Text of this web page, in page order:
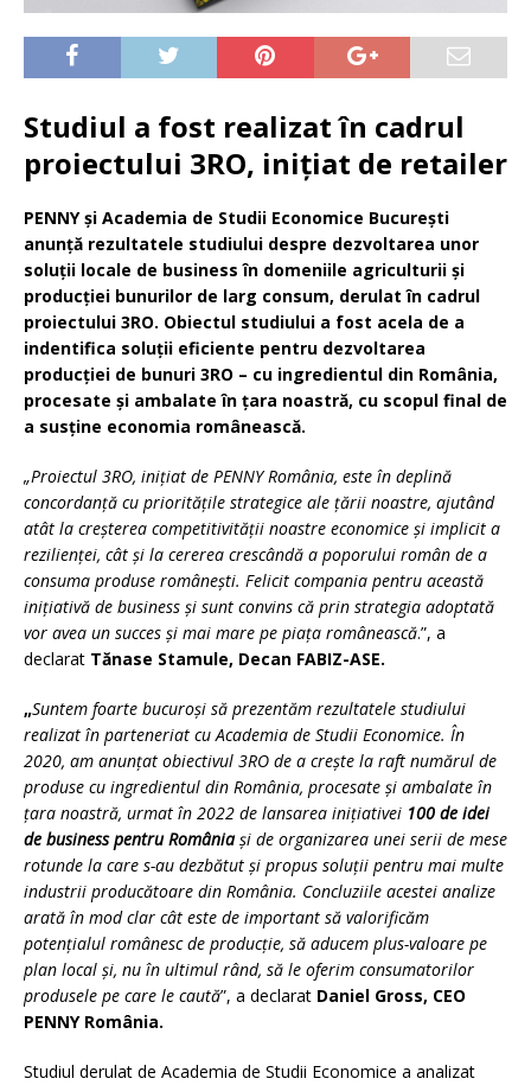
Studiul a fost realizat în cadrul
proiectului 3RO, inițiat de retailer
PENNY și Academia de Studii Economice București
anunță rezultatele studiului despre dezvoltarea unor
soluții locale de business în domeniile agriculturii și
producției bunurilor de larg consum, derulat în cadrul
proiectului 3RO. Obiectul studiului a fost acela de a
indentifica soluții eficiente pentru dezvoltarea
producției de bunuri 3RO – cu ingredientul din România,
procesate și ambalate în țara noastră, cu scopul final de
a susține economia românească.
„Proiectul 3RO, inițiat de PENNY România, este în deplină
concordanță cu prioritățile strategice ale țării noastre, ajutând
atât la creșterea competitivității noastre economice și implicit a
rezilienței, cât și la cererea crescândă a poporului român de a
consuma produse românești. Felicit compania pentru această
inițiativă de business și sunt convins că prin strategia adoptată
vor avea un succes și mai mare pe piața românească.”, a
declarat Tănase Stamule, Decan FABIZ-ASE.
„Suntem foarte bucuroși să prezentăm rezultatele studiului
realizat în parteneriat cu Academia de Studii Economice. În
2020, am anunțat obiectivul 3RO de a crește la raft numărul de
produse cu ingredientul din România, procesate și ambalate în
țara noastră, urmat în 2022 de lansarea inițiativei 100 de idei
de business pentru Româniași de organizarea unei serii de mese
rotunde la care s-au dezbătut și propus soluții pentru mai multe
industrii producătoare din România. Concluziile acestei analize
arată în mod clar cât este de important să valorificăm
potențialul românesc de producție, să aducem plus-valoare pe
plan local și, nu în ultimul rând, să le oferim consumatorilor
produsele pe care le caută”, a declarat Daniel Gross, CEO
PENNY România.
Studiul derulat de Academia de Studii Economice a analizat